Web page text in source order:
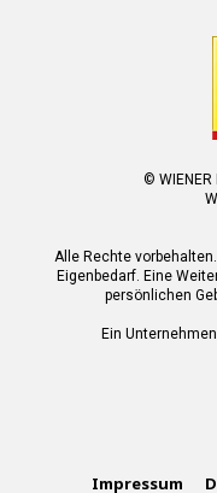
© WIENER
Alle Rechte
Eigenbedarf. Eine
persönlichen
Ein
Impressum